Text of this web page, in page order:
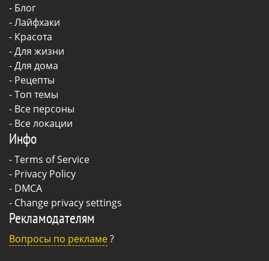
- Блог
-Лайфхаки
- Красота
-Для жизни
-Для дома
- Рецепты
- Топ темы
- Все персоны
- Все локации
Инфо
-Terms of Service
- Privacy Policy
- DMCA
- Change privacy settings
Рекламодателям
Вопросы по рекламе?